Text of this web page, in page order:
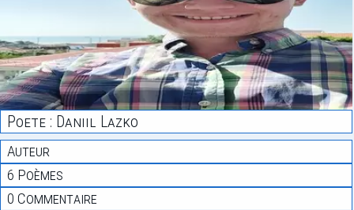
Poete : Daniil Lazko
Auteur
6 Poèmes
0 Commentaire